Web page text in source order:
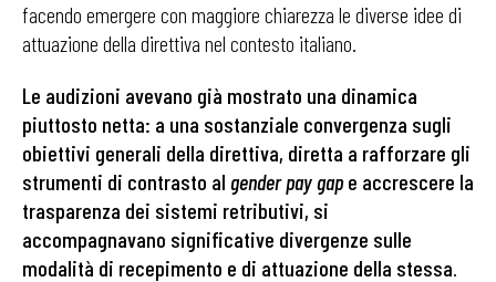
facendo emergere con maggiore chiarezza le diverse idee di
attuazione della direttiva nel contesto italiano.
Le audizioni avevano già mostrato una dinamica
piuttosto netta: a una sostanziale convergenza sugli
obiettivi generali della direttiva, diretta a rafforzare gli
strumenti di contrasto al gender pay gape accrescere la
trasparenza dei sistemi retributivi, si
accompagnavano significative divergenze sulle
modalità di recepimento e di attuazione della stessa.